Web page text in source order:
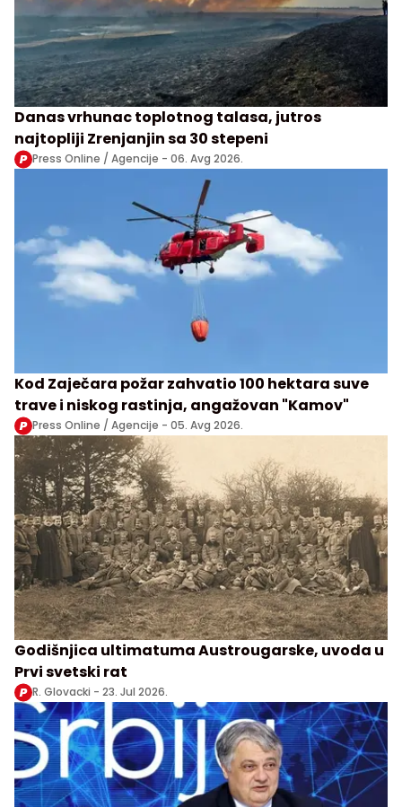
Danas vrhunac toplotnog talasa, jutros
najtopliji Zrenjanjin sa 30 stepeni
Press Online / Agencije - 06. Avg 2026.
Kod Zaječara požar zahvatio 100 hektara suve
trave i niskog rastinja, angažovan "Kamov"
Press Online / Agencije - 05. Avg 2026.
Godišnjica ultimatuma Austrougarske, uvoda u
Prvi svetski rat
R. Glovacki - 23. Jul 2026.